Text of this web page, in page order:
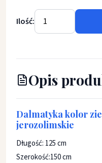
Ilość:
Opis
Dalmatyka kolor
jerozolimskie
Długość: 125 cm
Szerokość:150 cm